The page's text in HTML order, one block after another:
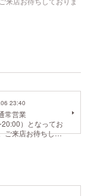
23:40
常営業
）となってお
ご来店お待ちし…